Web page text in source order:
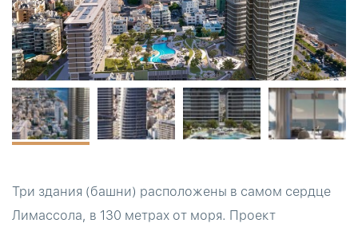
Три здания (башни) расположены в самом сердце
Лимассола, в 130 метрах от моря. Проект